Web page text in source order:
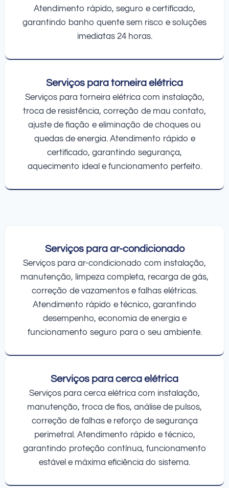
Atendimento rápido, seguro e certificado,
garantindo banho quente sem risco e soluções
imediatas 24 horas.
Serviços para torneira elétrica
Serviços para torneira elétrica com instalação,
troca de resistência, correção de mau contato,
ajuste de fiação e eliminação de choques ou
quedas de energia. Atendimento rápido e
certificado, garantindo segurança,
aquecimento ideal e funcionamento perfeito.
Serviços para ar-condicionado
Serviços para ar-condicionado com instalação,
manutenção, limpeza completa, recarga de gás,
correção de vazamentos e falhas elétricas.
Atendimento rápido e técnico, garantindo
desempenho, economia de energia e
funcionamento seguro para o seu ambiente.
Serviços para cerca elétrica
Serviços para cerca elétrica com instalação,
manutenção, troca de fios, análise de pulsos,
correção de falhas e reforço de segurança
perimetral. Atendimento rápido e técnico,
garantindo proteção contínua, funcionamento
estável e máxima eficiência do sistema.